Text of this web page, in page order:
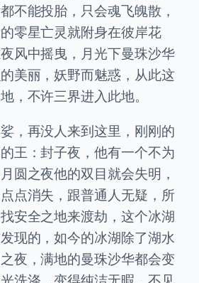
不能投胎，只会魂飞魄散，
零星亡灵就附身在彼岸花
风中摇曳，月光下曼珠沙华
美丽，妖野而魅惑，从此这
，不许三界进入此地。
，再没人来到这里，刚刚的
王：封子夜，他有一个不为
圆之夜他的双目就会失明，
点消失，跟普通人无疑，所
安全之地来渡劫，这个冰湖
现的，如今的冰湖除了湖水
夜，满地的曼珠沙华都会变